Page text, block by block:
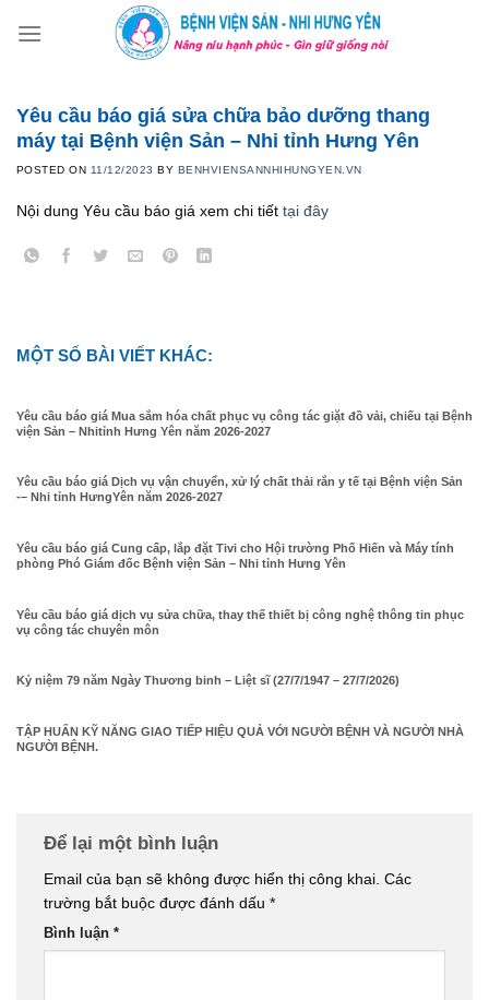
Yêu cầu báo giá sửa chữa bảo dưỡng thang
máy tại Bệnh viện Sản – Nhi tỉnh Hưng Yên
POSTED ON 11/12/2023 BY BENHVIENSANNHIHUNGYEN.VN
Nội dung Yêu cầu báo giá xem chi tiết tại đây
MỘT SỐ BÀI VIẾT KHÁC:
Yêu cầu báo giá Mua sắm hóa chất phục vụ công tác giặt đồ vải, chiếu tại Bệnh
viện Sản – Nhitỉnh Hưng Yên năm 2026-2027
Yêu cầu báo giá Dịch vụ vận chuyển, xử lý chất thải rắn y tế tại Bệnh viện Sản
-– Nhi tỉnh HưngYên năm 2026-2027
Yêu cầu báo giá Cung cấp, lắp đặt Tivi cho Hội trường Phố Hiến và Máy tính
phòng Phó Giám đốc Bệnh viện Sản – Nhi tỉnh Hưng Yên
Yêu cầu báo giá dịch vụ sửa chữa, thay thế thiết bị công nghệ thông tin phục
vụ công tác chuyên môn
Kỷ niệm 79 năm Ngày Thương binh – Liệt sĩ (27/7/1947 – 27/7/2026)
TẬP HUẤN KỸ NĂNG GIAO TIẾP HIỆU QUẢ VỚI NGƯỜI BỆNH VÀ NGƯỜI NHÀ
NGƯỜI BỆNH.
Để lại một bình luận
Email của bạn sẽ không được hiển thị công khai. Các
trường bắt buộc được đánh dấu *
Bình luận *